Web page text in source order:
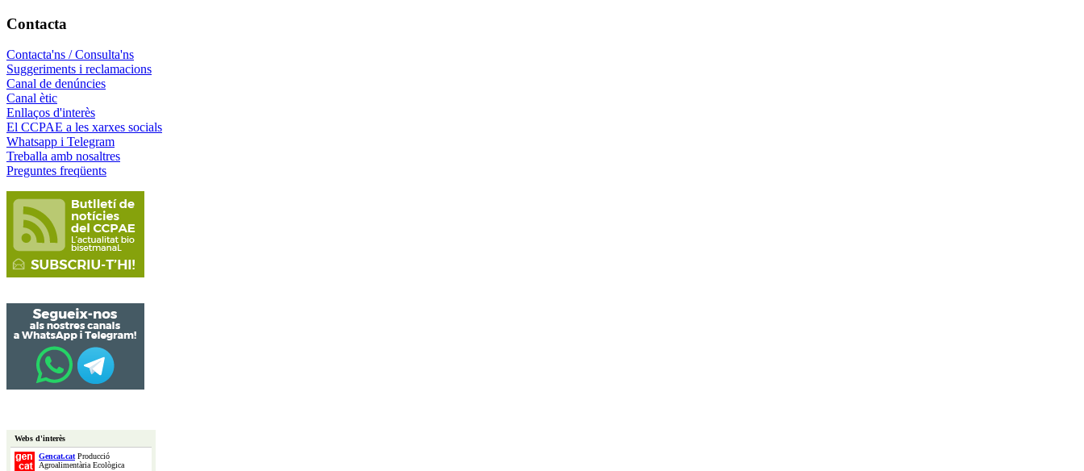
Contacta
Contacta'ns / Consulta'ns
Suggeriments i reclamacions
Canal de denúncies
Canal ètic
Enllaços d'interès
El CCPAE a les xarxes socials
Whatsapp i Telegram
Treballa amb nosaltres
Preguntes freqüents
Webs d'interès
Gencat.catProducció
Agroalimentària Ecològica